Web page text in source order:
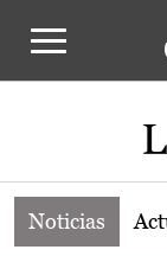
Noticias
Noticias